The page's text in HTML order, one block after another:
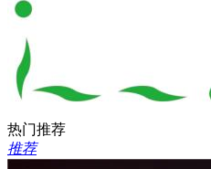
热门推荐
推荐